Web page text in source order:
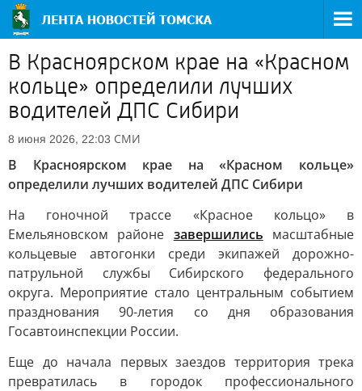
В Красноярском крае на «Красном
кольце» определили лучших
водителей ДПС Сибири
8 июня 2026, 22:03 СМИ
В Красноярском крае на «Красном кольце»
определили лучших водителей ДПС Сибири
На гоночной трассе «Красное кольцо» в
Емельяновском районе завершились масштабные
кольцевые автогонки среди экипажей дорожно-
патрульной службы Сибирского федерального
округа. Мероприятие стало центральным событием
празднования 90-летия со дня образования
Госавтоинспекции России.
Еще до начала первых заездов территория трека
превратилась в городок профессионального